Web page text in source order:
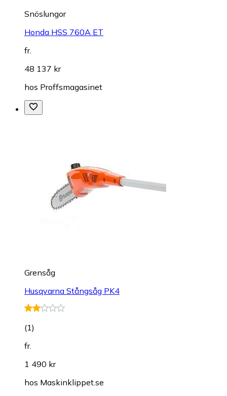
Snöslungor
Honda HSS 760A ET
fr.
48 137 kr
hos Proffsmagasinet
Grensåg
Husqvarna Stångsåg PK4
(1)
fr.
1 490 kr
hos Maskinklippet.se